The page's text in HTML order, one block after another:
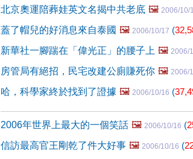
北京奧運陪葬娃英文名揭中共老底 🖼️ 2006/10/
蓋了帽兒的好消息來自泰國 🖼️ 2006/10/17 (
新華社一腳踹在「偉光正」的腰子上 🖼️ 2006/
房管局有絕招，民宅改建公廁賺死你 🖼️ 2006/
哈，科學家終於找到了證據 🖼️ 2006/10/16 (
2006年世界上最大的一個笑話 🖼️ 2006/10/16 (
信訪最高官王剛乾了件大好事 🖼️ 2006/10/16 (